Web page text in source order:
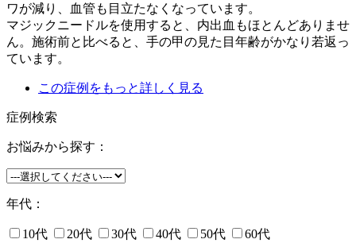
ワが減り、血管も目立たなくなっています。
マジックニードルを使用すると、内出血もほとんどありませ
ん。施術前と比べると、手の甲の見た目年齢がかなり若返っ
ています。
この症例をもっと詳しく見る
症例検索
お悩みから探す：
年代：
10代 20代 30代 40代 50代 60代